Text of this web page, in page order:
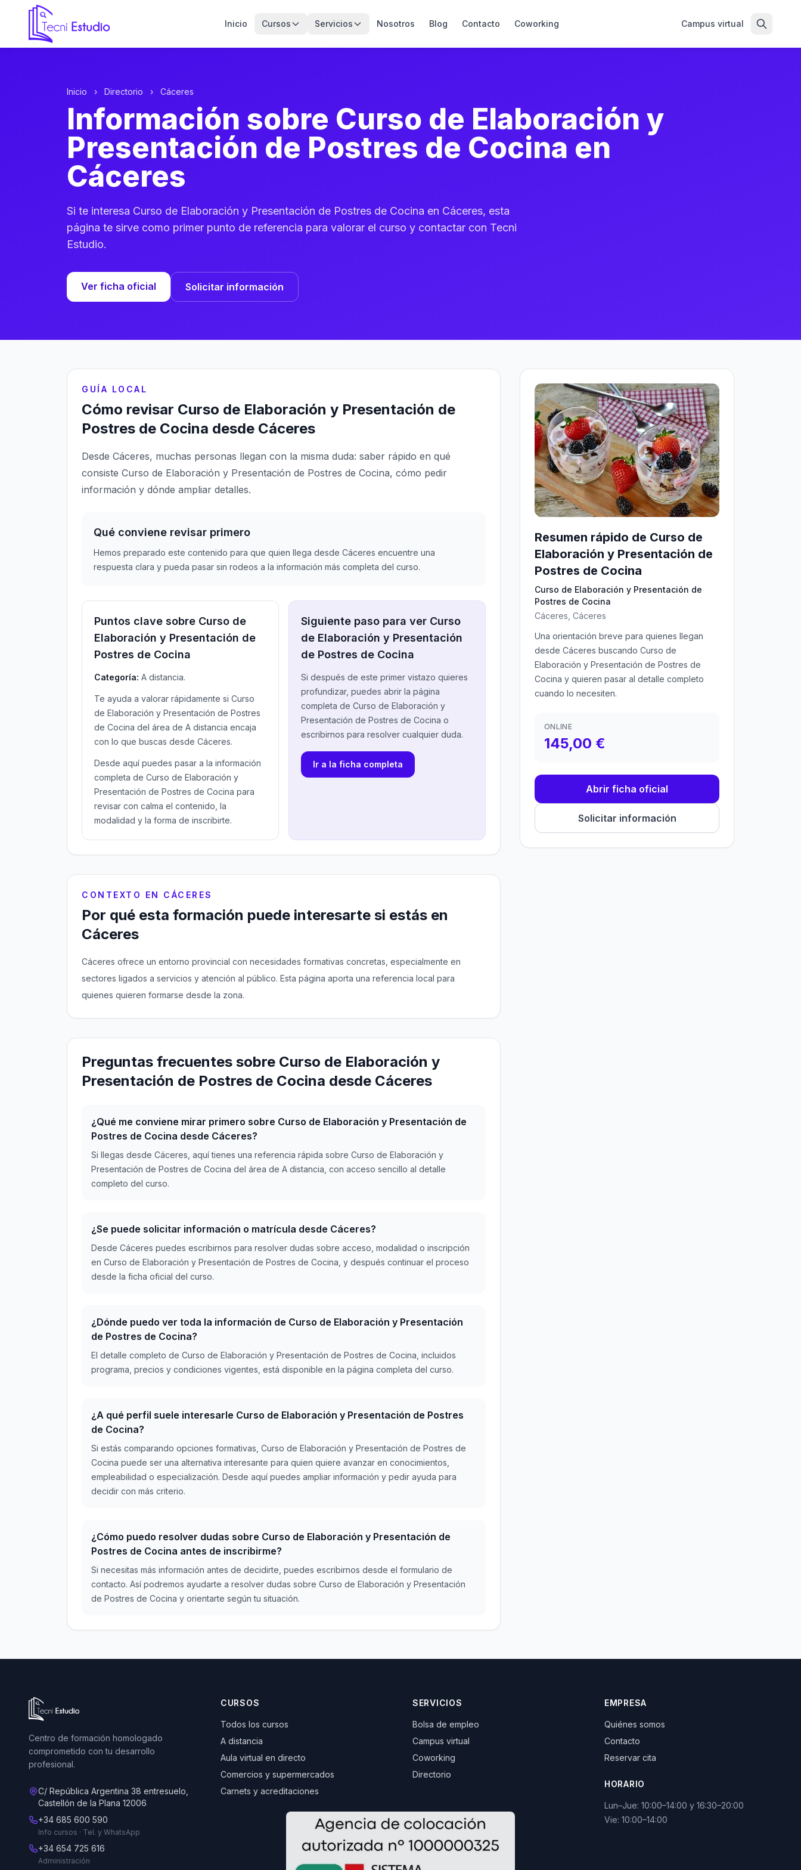
Ir a la página de inicio de Tecni Estudio
Inicio Cursos Servicios Nosotros Blog Contacto Coworking Campus virtual
Inicio › Directorio › Cáceres
Información sobre Curso de Elaboración y
Presentación de Postres de Cocina en
Cáceres
Si te interesa Curso de Elaboración y Presentación de Postres de Cocina en Cáceres, esta
página te sirve como primer punto de referencia para valorar el curso y contactar con Tecni
Estudio.
Ver ficha oficial Solicitar información
GUÍA LOCAL
Cómo revisar Curso de Elaboración y Presentación de
Postres de Cocina desde Cáceres
Desde Cáceres, muchas personas llegan con la misma duda: saber rápido en qué
consiste Curso de Elaboración y Presentación de Postres de Cocina, cómo pedir
información y dónde ampliar detalles.
Qué conviene revisar primero
Hemos preparado este contenido para que quien llega desde Cáceres encuentre una
respuesta clara y pueda pasar sin rodeos a la información más completa del curso.
Puntos clave sobre Curso de
Elaboración y Presentación de
Postres de Cocina
Categoría: A distancia.
Te ayuda a valorar rápidamente si Curso
de Elaboración y Presentación de Postres
de Cocina del área de A distancia encaja
con lo que buscas desde Cáceres.
Desde aquí puedes pasar a la información
completa de Curso de Elaboración y
Presentación de Postres de Cocina para
revisar con calma el contenido, la
modalidad y la forma de inscribirte.
Siguiente paso para ver Curso
de Elaboración y Presentación
de Postres de Cocina
Si después de este primer vistazo quieres
profundizar, puedes abrir la página
completa de Curso de Elaboración y
Presentación de Postres de Cocina o
escribirnos para resolver cualquier duda.
Ir a la ficha completa
CONTEXTO EN CÁCERES
Por qué esta formación puede interesarte si estás en
Cáceres
Cáceres ofrece un entorno provincial con necesidades formativas concretas, especialmente en
sectores ligados a servicios y atención al público. Esta página aporta una referencia local para
quienes quieren formarse desde la zona.
Preguntas frecuentes sobre Curso de Elaboración y
Presentación de Postres de Cocina desde Cáceres
¿Qué me conviene mirar primero sobre Curso de Elaboración y Presentación de
Postres de Cocina desde Cáceres?
Si llegas desde Cáceres, aquí tienes una referencia rápida sobre Curso de Elaboración y
Presentación de Postres de Cocina del área de A distancia, con acceso sencillo al detalle
completo del curso.
¿Se puede solicitar información o matrícula desde Cáceres?
Desde Cáceres puedes escribirnos para resolver dudas sobre acceso, modalidad o inscripción
en Curso de Elaboración y Presentación de Postres de Cocina, y después continuar el proceso
desde la ficha oficial del curso.
¿Dónde puedo ver toda la información de Curso de Elaboración y Presentación
de Postres de Cocina?
El detalle completo de Curso de Elaboración y Presentación de Postres de Cocina, incluidos
programa, precios y condiciones vigentes, está disponible en la página completa del curso.
¿A qué perfil suele interesarle Curso de Elaboración y Presentación de Postres
de Cocina?
Si estás comparando opciones formativas, Curso de Elaboración y Presentación de Postres de
Cocina puede ser una alternativa interesante para quien quiere avanzar en conocimientos,
empleabilidad o especialización. Desde aquí puedes ampliar información y pedir ayuda para
decidir con más criterio.
¿Cómo puedo resolver dudas sobre Curso de Elaboración y Presentación de
Postres de Cocina antes de inscribirme?
Si necesitas más información antes de decidirte, puedes escribirnos desde el formulario de
contacto. Así podremos ayudarte a resolver dudas sobre Curso de Elaboración y Presentación
de Postres de Cocina y orientarte según tu situación.
Resumen rápido de Curso de
Elaboración y Presentación de
Postres de Cocina
Curso de Elaboración y Presentación de
Postres de Cocina
Cáceres, Cáceres
Una orientación breve para quienes llegan
desde Cáceres buscando Curso de
Elaboración y Presentación de Postres de
Cocina y quieren pasar al detalle completo
cuando lo necesiten.
ONLINE
145,00 €
Abrir ficha oficial
Solicitar información
Ir a la página de inicio de Tecni Estudio
Centro de formación homologado
comprometido con tu desarrollo
profesional.
C/ República Argentina 38 entresuelo,
Castellón de la Plana 12006
+34 685 600 590
Info cursos · Tel. y WhatsApp
+34 654 725 616
Administración
CURSOS
Todos los cursos
A distancia
Aula virtual en directo
Comercios y supermercados
Carnets y acreditaciones
SERVICIOS
Bolsa de empleo
Campus virtual
Coworking
Directorio
EMPRESA
Quiénes somos
Contacto
Reservar cita
HORARIO
Lun–Jue: 10:00–14:00 y 16:30–20:00
Vie: 10:00–14:00